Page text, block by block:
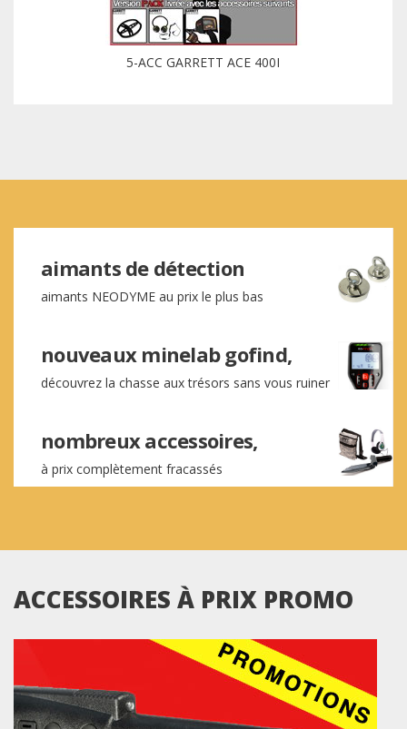
5-ACC GARRETT ACE 400I
aimants de détection
aimants NEODYME au prix le plus bas
nouveaux minelab gofind,
découvrez la chasse aux trésors sans vous ruiner
nombreux accessoires,
à prix complètement fracassés
ACCESSOIRES À PRIX PROMO